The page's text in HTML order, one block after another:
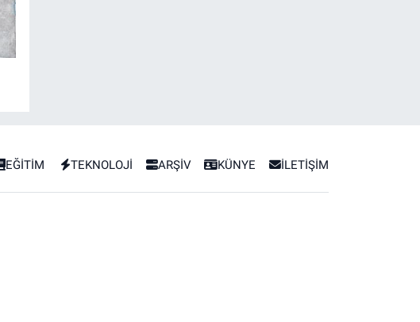
EĞİTİM TEKNOLOJİ ARŞİV KÜNYE İLETİŞİM